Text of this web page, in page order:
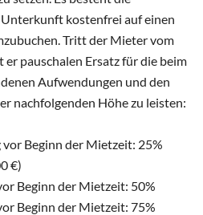
kostenfrei auf einen
Tritt der Mieter vom
pauschalen Ersatz für die beim
Aufwendungen und den
nachfolgenden Höhe zu leisten:
Beginn der Mietzeit: 25%
€)
Beginn der Mietzeit: 50%
Beginn der Mietzeit: 75%